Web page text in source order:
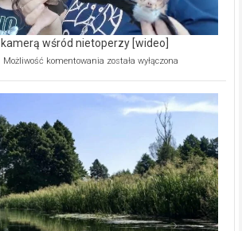
wśród nietoperzy [wideo]
Możliwość komentowania Ekologiczne
kamerą
wśród
została wyłączona